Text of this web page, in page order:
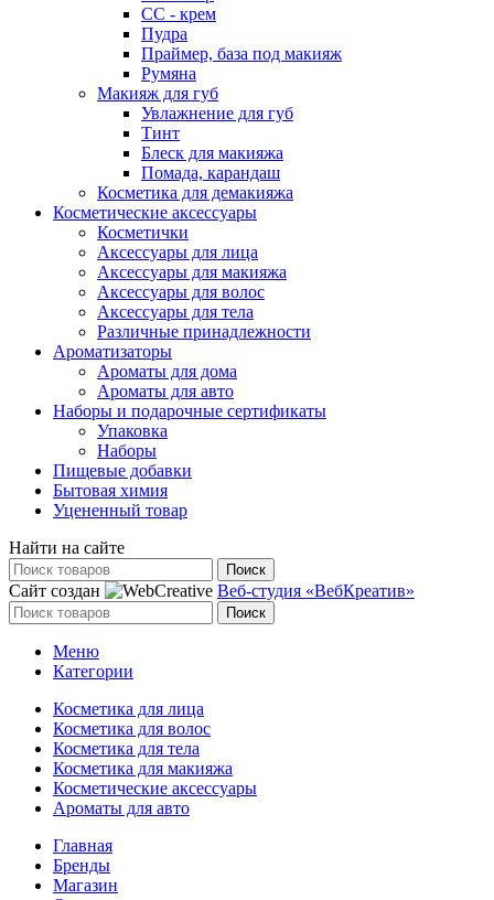
СС - крем
Пудра
Праймер, база под макияж
Румяна
Макияж для губ
Увлажнение для губ
Тинт
Блеск для макияжа
Помада, карандаш
Косметика для демакияжа
Косметические аксессуары
Косметички
Аксессуары для лица
Аксессуары для макияжа
Аксессуары для волос
Аксессуары для тела
Различные принадлежности
Ароматизаторы
Ароматы для дома
Ароматы для авто
Наборы и подарочные сертификаты
Упаковка
Наборы
Пищевые добавки
Бытовая химия
Уцененный товар
Найти на сайте
Поиск
Сайт создан Веб-студия «ВебКреатив»
Поиск
Меню
Категории
Косметика для лица
Косметика для волос
Косметика для тела
Косметика для макияжа
Косметические аксессуары
Ароматы для авто
Главная
Бренды
Магазин